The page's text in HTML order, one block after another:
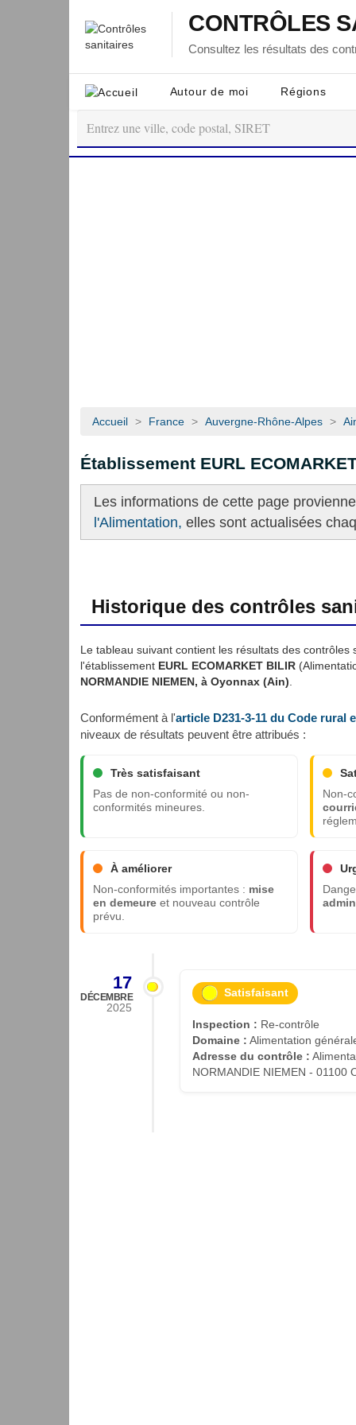
CONTRÔLES
Consultez les résultats des
Autour de moi Régions
Accueil > France > Auvergne-Rhône-Alpes >
Établissement EURL
Les informations de cette page
l'Alimentation, elles sont actualisées
Historique des contrôles
Le tableau suivant contient les résultats des contrôles
l'établissement EURL ECOMARKET BILIR
NORMANDIE NIEMEN, à Oyonnax (Ain)
Conformément à l'article D231-3-11 du Code rural
niveaux de résultats peuvent être attribués :
Très satisfaisant
Pas de non-conformité ou non-
conformités mineures.
Non-
À améliorer
Non-conformités importantes : mise
en demeure et nouveau contrôle
prévu.
17
DÉCEMBRE
2025
Satisfaisant
Inspection : Re-contrôle
Domaine : Alimentation
Adresse du contrôle :
NORMANDIE NIEMEN - 01100